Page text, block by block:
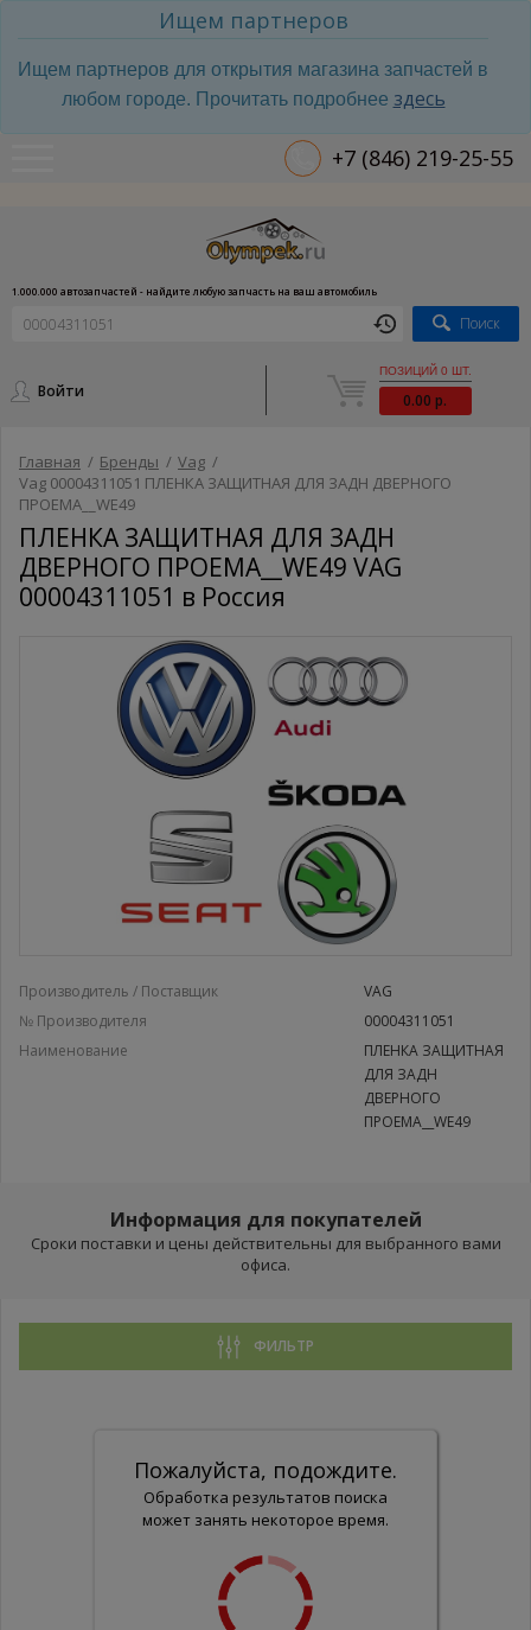
Ищем партнеров
Ищем партнеров для открытия магазина запчастей в
любом городе. Прочитать подробнее здесь
+7 (846) 219-25-55
1.000.000 автозапчастей - найдите любую запчасть на ваш автомобиль
Поиск
Войти
ПОЗИЦИЙ 0 ШТ.
0.00 р.
Главная / Бренды / Vag /
Vag 00004311051 ПЛЕНКА ЗАЩИТНАЯ ДЛЯ ЗАДН ДВЕРНОГО
ПРОЕМА__WE49
ПЛЕНКА ЗАЩИТНАЯ ДЛЯ ЗАДН
ДВЕРНОГО ПРОЕМА__WE49 VAG
00004311051 в Россия
Производитель / Поставщик
VAG
№ Производителя
00004311051
Наименование
ПЛЕНКА ЗАЩИТНАЯ
ДЛЯ ЗАДН
ДВЕРНОГО
ПРОЕМА__WE49
Информация для покупателей
Сроки поставки и цены действительны для выбранного вами
офиса.
ФИЛЬТР
Пожалуйста, подождите.
Обработка результатов поиска
может занять некоторое время.